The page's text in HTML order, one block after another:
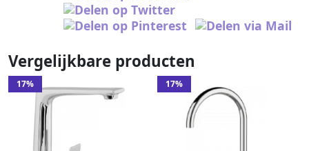
Vergelijkbare producten
17% 17%